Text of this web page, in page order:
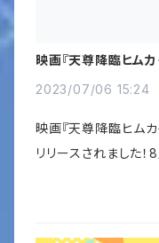
映画『天尊降臨ヒム
2023/07/06 15:24
映画『天尊降臨ヒム
リリースされました